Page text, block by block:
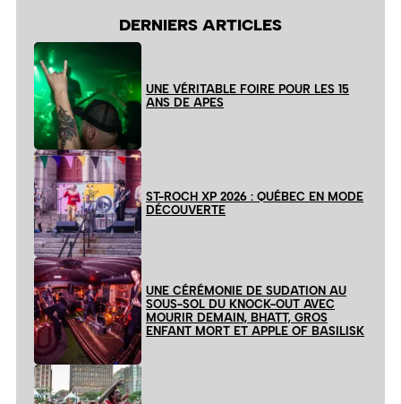
DERNIERS ARTICLES
UNE VÉRITABLE FOIRE POUR LES 15
ANS DE APES
ST-ROCH XP 2026 : QUÉBEC EN MODE
DÉCOUVERTE
UNE CÉRÉMONIE DE SUDATION AU
SOUS-SOL DU KNOCK-OUT AVEC
MOURIR DEMAIN, BHATT, GROS
ENFANT MORT ET APPLE OF BASILISK